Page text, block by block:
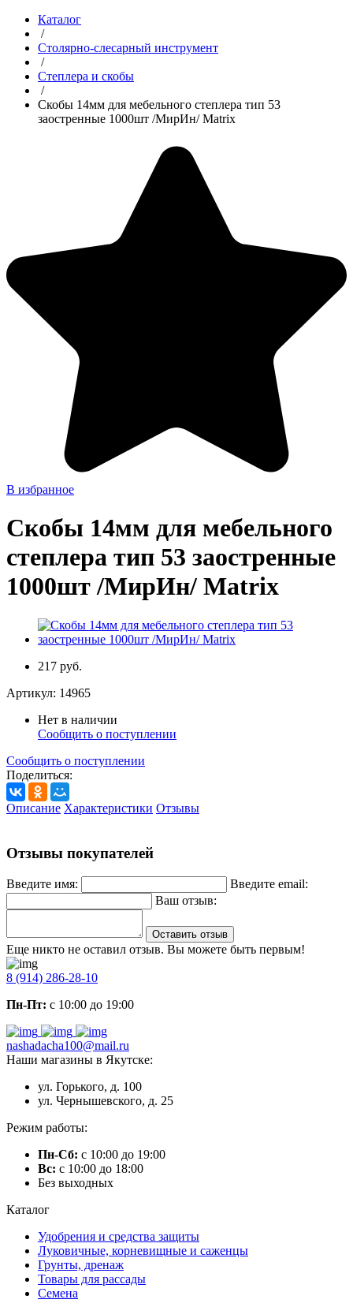
Каталог
/
Столярно-слесарный инструмент
/
Степлера и скобы
/
Скобы 14мм для мебельного степлера тип 53
заостренные 1000шт /МирИн/ Matrix
В избранное
Скобы 14мм для мебельного
степлера тип 53 заостренные
1000шт /МирИн/ Matrix
217 руб.
Артикул: 14965
Нет в наличии
Сообщить о поступлении
Сообщить о поступлении
Поделиться:
Описание Характеристики Отзывы
Отзывы покупателей
Введите имя:
Введите email:
Ваш отзыв:
Оставить отзыв
Еще никто не оставил отзыв. Вы можете быть первым!
8 (914) 286-28-10
Пн-Пт: с 10:00 до 19:00
nashadacha100@mail.ru
Наши магазины в Якутске:
ул. Горького, д. 100
ул. Чернышевского, д. 25
Режим работы:
Пн-Сб: с 10:00 до 19:00
Вс: с 10:00 до 18:00
Без выходных
Каталог
Удобрения и средства защиты
Луковичные, корневищные и саженцы
Грунты, дренаж
Товары для рассады
Семена